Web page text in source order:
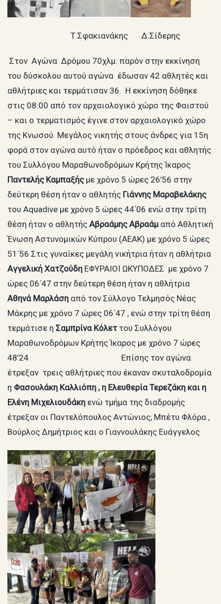
Τ.Σφακιανάκης Δ.Σίδερης
Στον Αγώνα Δρόμου 70χλμ: παρόν στην εκκίνηση
του δύσκολου αυτού αγώνα έδωσαν 42 αθλητές και
αθλήτριες και τερμάτισαν 36. Η εκκίνηση δόθηκε
στις 08:00 από τον αρχαιολογικό χώρο της Φαιστού
– και ο τερματισμός έγινε στον αρχαιολογικό χώρο
της Κνωσού. Μεγάλος νικητής στους άνδρες για 15η
φορά στον αγώνα αυτό ήταν ο πρόεδρος και αθλητής
του Συλλόγου Μαραθωνοδρόμων Κρήτης Ίκαρος
Παντελής Καμπαξήςμε χρόνο 5 ώρες 26’56 στην
δεύτερη θέση ήταν ο αθλητής Γιάννης Μαραβελάκης
του Aquadive με χρόνο 5 ώρες 44΄06 ενώ στην τρίτη
θέση ήταν ο αθλητής Αβραάμης Αβραάμ από Αθλητική
Ένωση Αστυνομικών Κύπρου (ΑΕΑΚ) με χρόνο 5 ώρες
51΄56 Στις γυναίκες μεγάλη νικήτρια ήταν η αθλήτρια
Αγγελική Χατζούδη ΕΦΥΡΑΙΟΙ ΩΚΥΠΟΔΕΣ με χρόνο 7
ώρες 06΄47 στην δεύτερη θέση ήταν η αθλήτρια
Αθηνά Μαρλάση από τον Σύλλογο Τελμησός Νέας
Μάκρης με χρόνο 7 ώρες 06΄47 , ενώ στην τρίτη θέση
τερμάτισε η Σαμπρίνα Κόλετ του Συλλόγου
Μαραθωνοδρόμων Κρήτης Ίκαρος με χρόνο 7 ώρες
48’24 Επίσης τον αγώνα
έτρεξαν τρεις αθλήτριες που έκαναν σκυταλοδρομία
η Φασουλάκη Καλλιόπη , η Ελευθερία Τερεζάκη και η
Ελένη Μιχελιουδάκη ενώ τμήμα της διαδρομής
έτρεξαν οι Παντελόπουλος Αντώνιος, Μπέτυ Φλόρα ,
Βούρλος Δημήτριος και ο Γιαννουλάκης Ευάγγελος